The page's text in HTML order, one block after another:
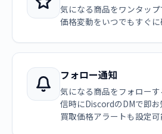
気になる商品をワンタップ
価格変動をいつでもすぐに
フォロー通知
気になる商品をフォロー
信時にDiscordのDMで即
買取価格アラートも設定可